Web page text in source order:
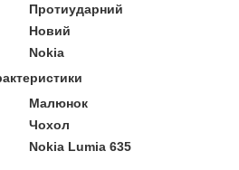
Протиударний
Новий
Nokia
Малюнок
Чохол
Nokia Lumia 635